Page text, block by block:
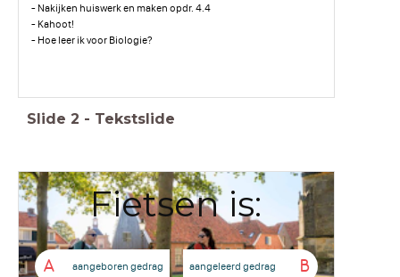
- Nakijken huiswerk en maken opdr. 4.4
- Kahoot!
- Hoe leer ik voor Biologie?
Slide 2 - Tekstslide
Fietsen is:
A aangeboren gedrag B
aangeleerd gedrag